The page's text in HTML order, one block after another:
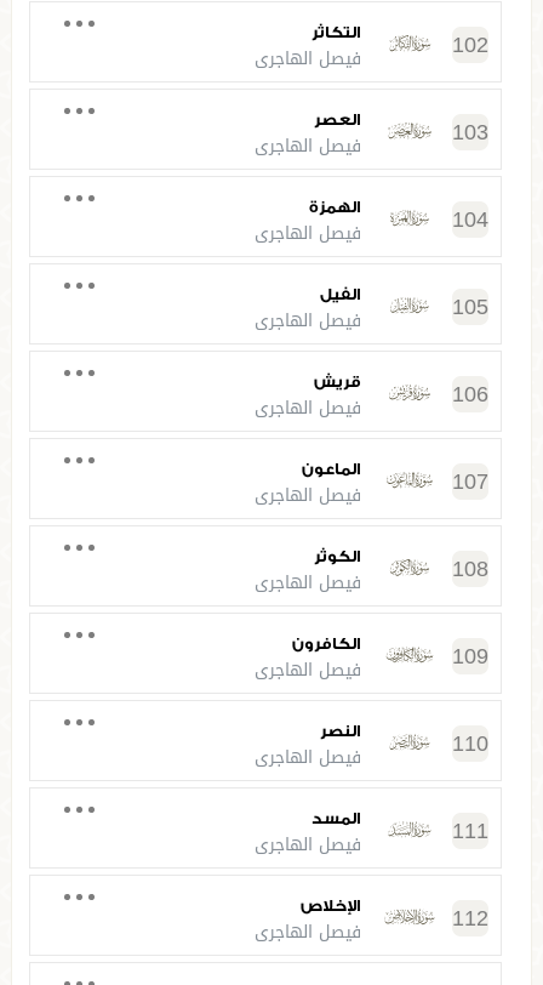
102 التكاثر
فيصل الهاجري
103 العصر
فيصل الهاجري
104 الهمزة
فيصل الهاجري
105 الفيل
فيصل الهاجري
106 قريش
فيصل الهاجري
107 الماعون
فيصل الهاجري
108 الكوثر
فيصل الهاجري
109 الكافرون
فيصل الهاجري
110 النصر
فيصل الهاجري
111 المسد
فيصل الهاجري
112 الإخلاص
فيصل الهاجري